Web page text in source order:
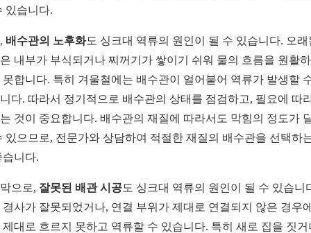
있습니다.
배수관의 노후화도 싱크대 역류의 원인이 될 수 있습니다. 오래
내부가 부식되거나 찌꺼기가 쌓이기 쉬워 물의 흐름을 원활
못합니다. 특히 겨울철에는 배수관이 얼어붙어 역류가 발생할
다. 따라서 정기적으로 배수관의 상태를 점검하고, 필요에 따
것이 중요합니다. 배수관의 재질에 따라서도 막힘의 정도가
있으므로, 전문가와 상담하여 적절한 재질의 배수관을 선택하
습니다.
으로, 잘못된 배관 시공도 싱크대 역류의 원인이 될 수 있습니
경사가 잘못되었거나, 연결 부위가 제대로 연결되지 않은 경우
제대로 흐르지 못하고 역류할 수 있습니다. 특히 새로 집을 짓거